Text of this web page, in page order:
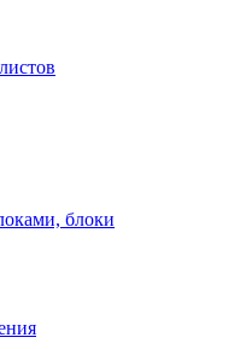
блоки